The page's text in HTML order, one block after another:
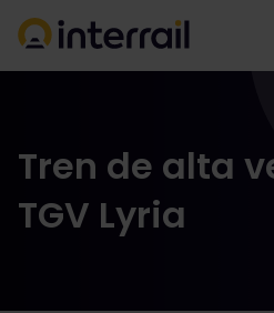
Tren de alta
TGV Lyria